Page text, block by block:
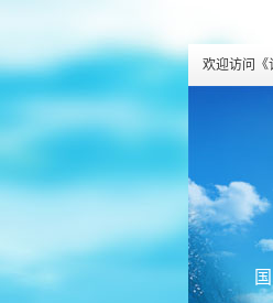
欢迎访问《